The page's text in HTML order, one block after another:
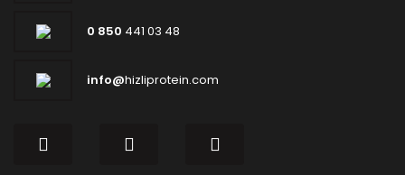
0 850 441 03 48
info@hizliprotein.com